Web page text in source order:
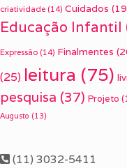
criatividade (14) Cuidados
Educação Infantil
Expressão (14) Finalmentes
(25) leitura (75)
pesquisa (37) Projeto
Augusto (13)
(11) 3032-5411